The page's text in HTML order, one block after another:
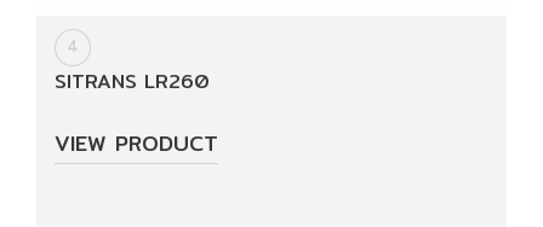
4
SITRANS LR260
VIEW PRODUCT